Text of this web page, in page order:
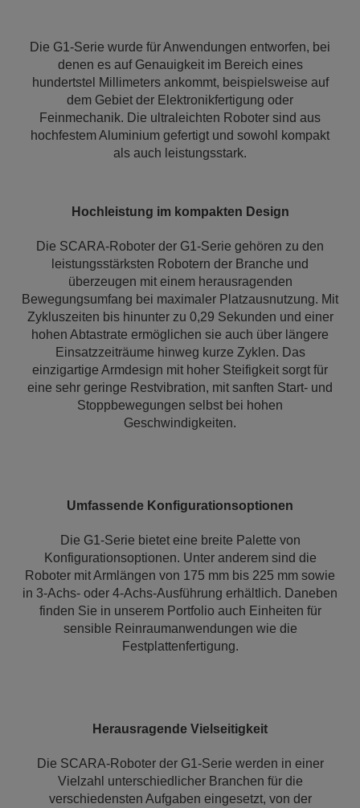
Die G1-Serie wurde für Anwendungen entworfen, bei
denen es auf Genauigkeit im Bereich eines
hundertstel Millimeters ankommt, beispielsweise auf
dem Gebiet der Elektronikfertigung oder
Feinmechanik. Die ultraleichten Roboter sind aus
hochfestem Aluminium gefertigt und sowohl kompakt
als auch leistungsstark.
Hochleistung im kompakten Design
Die SCARA-Roboter der G1-Serie gehören zu den
leistungsstärksten Robotern der Branche und
überzeugen mit einem herausragenden
Bewegungsumfang bei maximaler Platzausnutzung. Mit
Zykluszeiten bis hinunter zu 0,29 Sekunden und einer
hohen Abtastrate ermöglichen sie auch über längere
Einsatzzeiträume hinweg kurze Zyklen. Das
einzigartige Armdesign mit hoher Steifigkeit sorgt für
eine sehr geringe Restvibration, mit sanften Start- und
Stoppbewegungen selbst bei hohen
Geschwindigkeiten.
Umfassende Konfigurationsoptionen
Die G1-Serie bietet eine breite Palette von
Konfigurationsoptionen. Unter anderem sind die
Roboter mit Armlängen von 175 mm bis 225 mm sowie
in 3-Achs- oder 4-Achs-Ausführung erhältlich. Daneben
finden Sie in unserem Portfolio auch Einheiten für
sensible Reinraumanwendungen wie die
Festplattenfertigung.
Herausragende Vielseitigkeit
Die SCARA-Roboter der G1-Serie werden in einer
Vielzahl unterschiedlicher Branchen für die
verschiedensten Aufgaben eingesetzt, von der